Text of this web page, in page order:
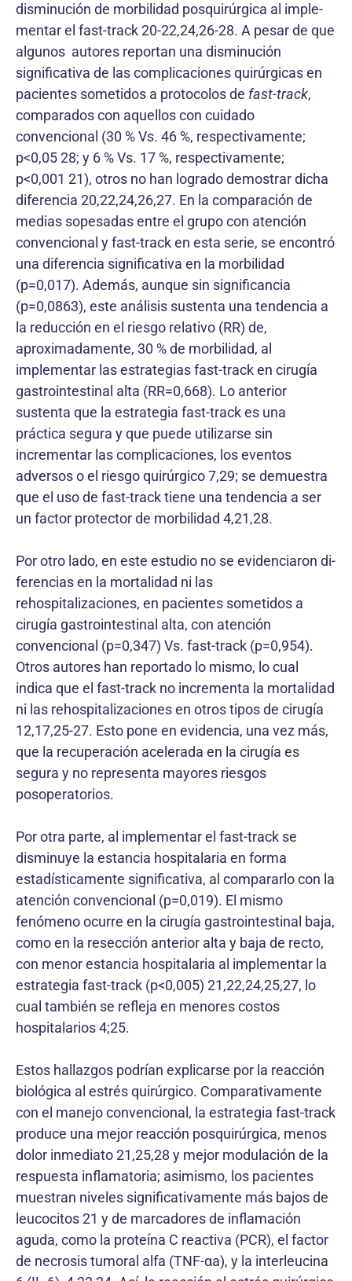
disminución de morbilidad posquirúrgica al imple­
mentar el fast-track 20-22,24,26-28. A pesar de que
algunos autores reportan una disminución
significativa de las complicaciones quirúrgicas en
pacientes sometidos a protocolos de fast-track,
comparados con aquellos con cuidado
convencional (30 % Vs. 46 %, respectivamente;
p<0,05 28; y 6 % Vs. 17 %, respectivamente;
p<0,001 21), otros no han logrado demostrar dicha
diferencia 20,22,24,26,27. En la comparación de
medias sopesadas entre el grupo con atención
convencional y fast-track en esta serie, se encontró
una diferencia significativa en la morbilidad
(p=0,017). Además, aunque sin significancia
(p=0,0863), este análisis sustenta una tendencia a
la reducción en el riesgo relativo (RR) de,
aproximadamente, 30 % de mor­bilidad, al
implementar las estrategias fast-track en cirugía
gastrointestinal alta (RR=0,668). Lo anterior
sustenta que la estrategia fast-track es una
práctica segura y que puede utilizarse sin
incrementar las complicaciones, los eventos
adversos o el riesgo quirúrgico 7,29; se demuestra
que el uso de fast-track tiene una tendencia a ser
un factor protector de morbilidad 4,21,28.
Por otro lado, en este estudio no se evidenciaron di­
ferencias en la mortalidad ni las
rehospitalizaciones, en pacientes sometidos a
cirugía gastrointestinal alta, con atención
convencional (p=0,347) Vs. fast-track (p=0,954).
Otros autores han reportado lo mismo, lo cual
indica que el fast-track no incrementa la mortalidad
ni las rehospi­talizaciones en otros tipos de cirugía
12,17,25-27. Esto pone en evidencia, una vez más,
que la recuperación acelerada en la cirugía es
segura y no representa mayores riesgos
posoperatorios.
Por otra parte, al implementar el fast-track se
dismi­nuye la estancia hospitalaria en forma
estadísticamente significativa, al compararlo con la
atención convencional (p=0,019). El mismo
fenómeno ocurre en la cirugía gas­trointestinal baja,
como en la resección anterior alta y baja de recto,
con menor estancia hospitalaria al implementar la
estrategia fast-track (p<0,005) 21,22,24,25,27, lo
cual también se refleja en menores costos
hospitalarios 4;25.
Estos hallazgos podrían explicarse por la reacción
biológica al estrés quirúrgico. Comparativamente
con el manejo convencional, la estrategia fast-track
produce una mejor reacción posquirúrgica, menos
dolor inmediato 21,25,28 y mejor modulación de la
respuesta inflamatoria; asimismo, los pacientes
muestran niveles significativamente más bajos de
leucocitos 21 y de marcadores de inflamación
aguda, como la proteína C reactiva (PCR), el factor
de necrosis tumoral alfa (TNF-αa), y la interleucina